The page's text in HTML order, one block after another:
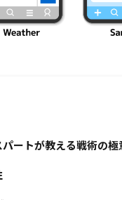
ートが教える戦術の極